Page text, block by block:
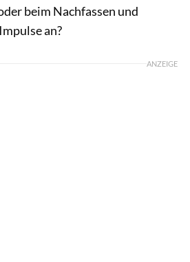
beim Nachfassen und
an?
ANZEIGE